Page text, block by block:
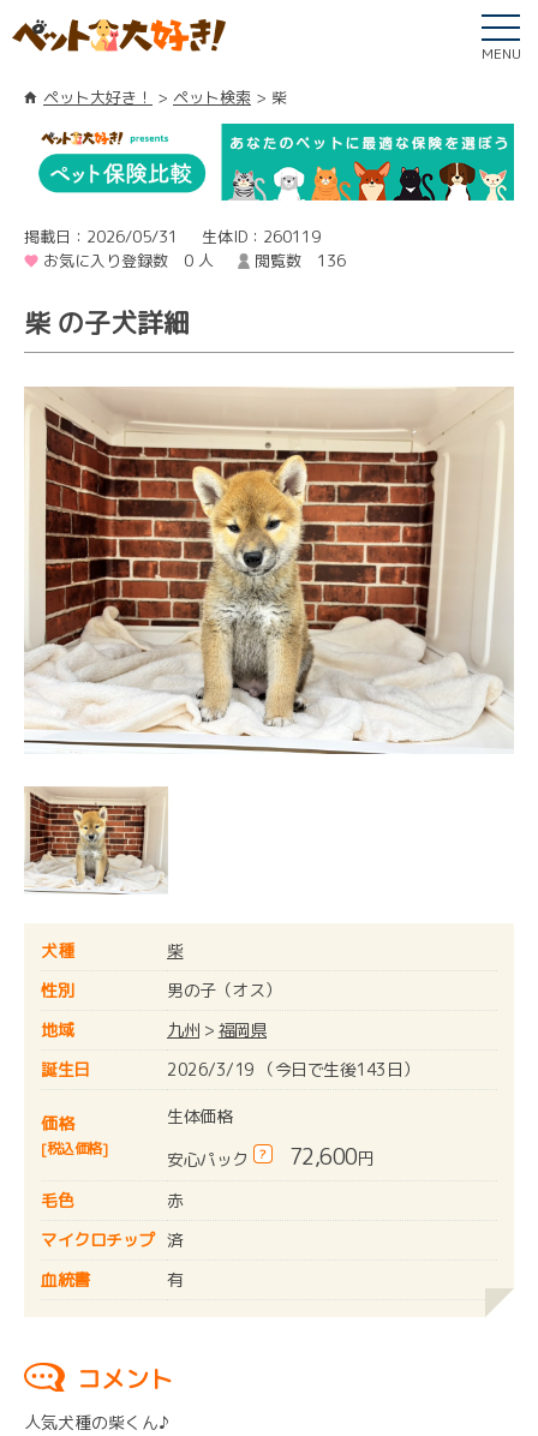
MENU
ペット大好き！ ペット検索 柴
掲載日：2026/05/31
生体ID：260119
お気に入り登録数 0 人
閲覧数 136
柴 の子犬詳細
犬種
柴
性別
男の子（オス）
地域
九州 > 福岡県
誕生日
2026/3/19 （今日で生後143日）
価格
[税込価格]
生体価格
安心パック
? 72,600円
毛色
赤
マイクロチップ 済
血統書
有
コメント
人気犬種の柴くん♪